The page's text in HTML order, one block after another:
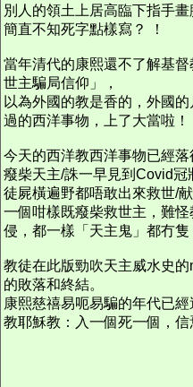
別人的領土上居高臨下指手畫
簡直不知死字點樣寫？ ！
當年清代的康熙還不了解基
世主騙局信仰」，
以為外國的教是香的，外國
過的西洋事物，上了大當啦！
今天的西洋教西洋事物已經落
癈柴天主/誅一早見到Covid
徒屍橫遍野都唔敢出來救世/献
一個咁樣既癈柴救世主，難
侵，都一樣「天主鬼」都冇隻
教徒在此版勁吹天主威水史
的敗落和終結。
康熙慈禧易呃易騙的年代已
教耶穌教：入一個死一個，信